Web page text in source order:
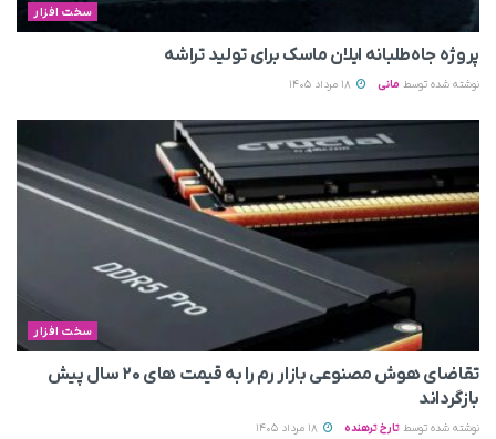
سخت افزار
پروژه جاه‌طلبانه ایلان ماسک برای تولید تراشه
نوشته شده توسط مانی
سخت افزار
تقاضای هوش مصنوعی بازار رم را به قیمت های ۲۰ سال پیش
بازگرداند
نوشته شده توسط تارخ ترهنده